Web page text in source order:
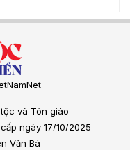
và Tôn giáo
ngày 17/10/2025
Văn Bá